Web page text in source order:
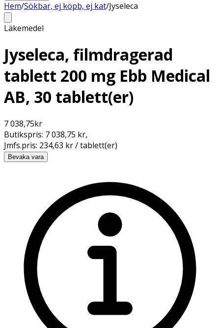
Hem/Sökbar, ej köpb, ej kat/Jyseleca
Läkemedel
Jyseleca, filmdragerad
tablett 200 mg Ebb Medical
AB, 30 tablett(er)
7 038,75kr
Butikspris: 7 038,75 kr,
Jmfs.pris: 234,63 kr / tablett(er)
Bevaka vara